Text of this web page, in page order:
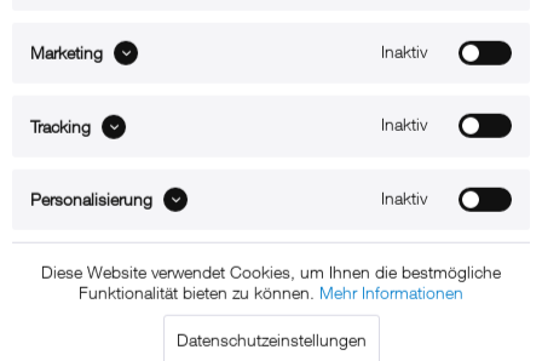
xMount@Desk Secure²
iPad Pro 11" Tischhalterung
Marketing Inaktiv
Tracking Inaktiv
Personalisierung Inaktiv
Diese Website verwendet Cookies, um Ihnen die bestmögliche
Funktionalität bieten zu können. Mehr Informationen
Datenschutzeinstellungen